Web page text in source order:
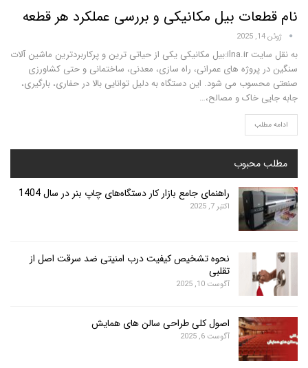
بیل مکانیکی و بررسی عملکرد هر قطعه
به نقل سایت ilna.ir:بیل مکانیکی یکی از حیاتی ترین و پرکاربردترین ماشین آلات
های عمرانی، راه سازی، معدنی، ساختمانی و حتی کشاورزی
می شود. این دستگاه به دلیل توانایی بالا در حفاری، بارگیری،
خاک و مصالح،…
راهنمای جامع بازار کار دستگاه‌های چاپ بنر در سال 1404
اکتبر 7, 2025
نحوه تشخیص کیفیت درب امنیتی ضد سرقت اصل از
تقلبی
آگوست 10, 2025
اصول کلی طراحی سالن های همایش
آگوست 6, 2025